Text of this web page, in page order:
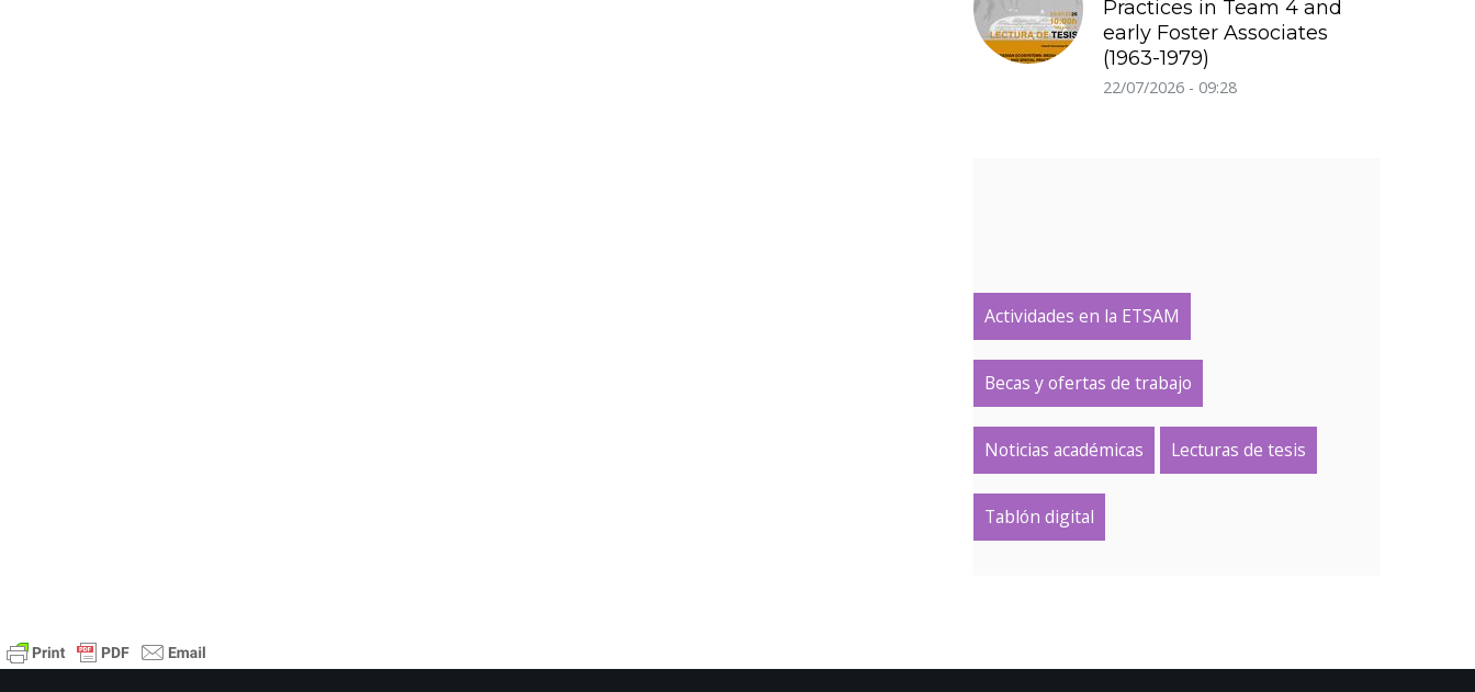
Practices in Team 4 and
early Foster Associates
(1963-1979)
22/07/2026 - 09:28
Actividades en la ETSAM
Becas y ofertas de trabajo
Noticias académicas Lecturas de tesis
Tablón digital